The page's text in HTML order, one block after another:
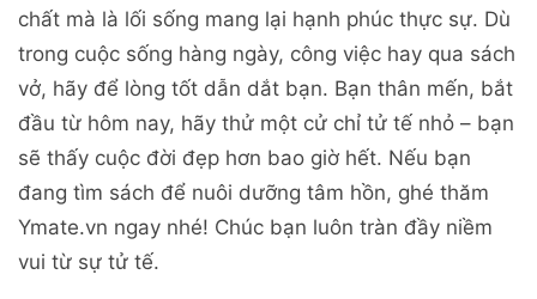
chất mà là lối sống mang lại hạnh phúc thực sự. Dù
trong cuộc sống hàng ngày, công việc hay qua sách
vở, hãy để lòng tốt dẫn dắt bạn. Bạn thân mến, bắt
đầu từ hôm nay, hãy thử một cử chỉ tử tế nhỏ – bạn
sẽ thấy cuộc đời đẹp hơn bao giờ hết. Nếu bạn
đang tìm sách để nuôi dưỡng tâm hồn, ghé thăm
Ymate.vn ngay nhé! Chúc bạn luôn tràn đầy niềm
vui từ sự tử tế.